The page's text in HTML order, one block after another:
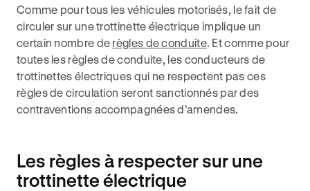
Comme pour tous les véhicules motorisés, le fait de
circuler sur une trottinette électrique implique un
certain nombre de règles de conduite. Et comme pour
toutes les règles de conduite, les conducteurs de
trottinettes électriques qui ne respectent pas ces
règles de circulation seront sanctionnés par des
contraventions accompagnées d’amendes.
Les règles à respecter sur une
trottinette électrique